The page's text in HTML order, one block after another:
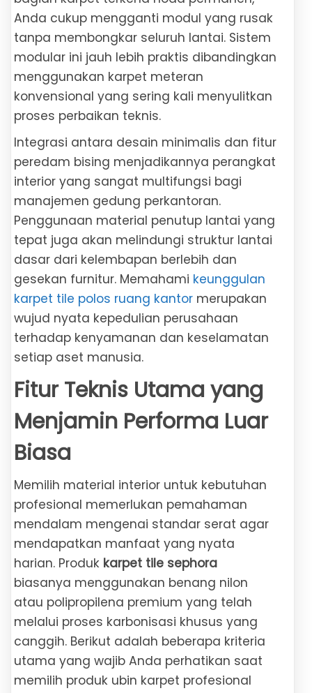
Anda cukup mengganti modul yang rusak
tanpa membongkar seluruh lantai. Sistem
modular ini jauh lebih praktis dibandingkan
menggunakan karpet meteran
konvensional yang sering kali menyulitkan
proses perbaikan teknis.
Integrasi antara desain minimalis dan fitur
peredam bising menjadikannya perangkat
interior yang sangat multifungsi bagi
manajemen gedung perkantoran.
Penggunaan material penutup lantai yang
tepat juga akan melindungi struktur lantai
dasar dari kelembapan berlebih dan
gesekan furnitur. Memahami keunggulan
karpet tile polos ruang kantor merupakan
wujud nyata kepedulian perusahaan
terhadap kenyamanan dan keselamatan
setiap aset manusia.
Fitur Teknis Utama yang
Menjamin Performa Luar
Biasa
Memilih material interior untuk kebutuhan
profesional memerlukan pemahaman
mendalam mengenai standar serat agar
mendapatkan manfaat yang nyata
harian. Produk karpet tile sephora
biasanya menggunakan benang nilon
atau polipropilena premium yang telah
melalui proses karbonisasi khusus yang
canggih. Berikut adalah beberapa kriteria
utama yang wajib Anda perhatikan saat
memilih produk ubin karpet profesional